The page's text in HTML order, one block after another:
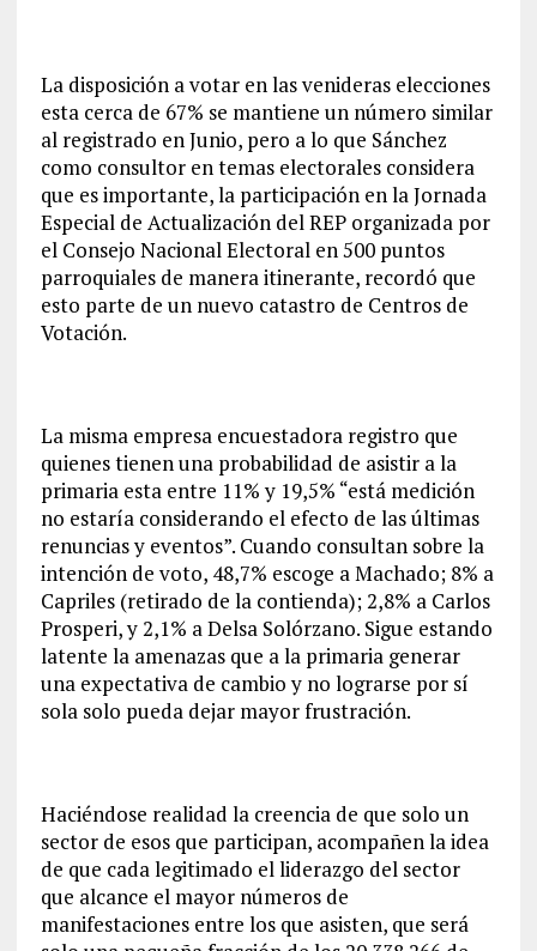
La disposición a votar en las venideras elecciones
esta cerca de 67% se mantiene un número similar
al registrado en Junio, pero a lo que Sánchez
como consultor en temas electorales considera
que es importante, la participación en la Jornada
Especial de Actualización del REP organizada por
el Consejo Nacional Electoral en 500 puntos
parroquiales de manera itinerante, recordó que
esto parte de un nuevo catastro de Centros de
Votación.
La misma empresa encuestadora registro que
quienes tienen una probabilidad de asistir a la
primaria esta entre 11% y 19,5% “está medición
no estaría considerando el efecto de las últimas
renuncias y eventos”. Cuando consultan sobre la
intención de voto, 48,7% escoge a Machado; 8% a
Capriles (retirado de la contienda); 2,8% a Carlos
Prosperi, y 2,1% a Delsa Solórzano. Sigue estando
latente la amenazas que a la primaria generar
una expectativa de cambio y no lograrse por sí
sola solo pueda dejar mayor frustración.
Haciéndose realidad la creencia de que solo un
sector de esos que participan, acompañen la idea
de que cada legitimado el liderazgo del sector
que alcance el mayor números de
manifestaciones entre los que asisten, que será